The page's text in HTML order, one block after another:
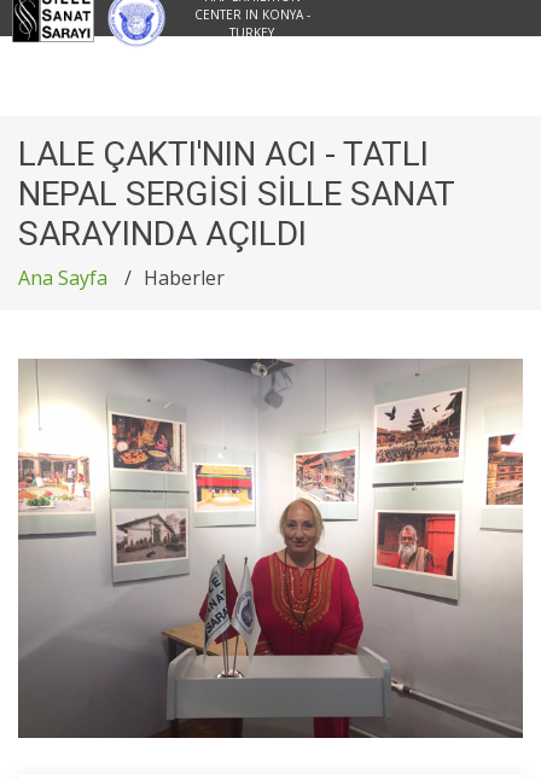
CENTER IN KONYA -
TURKEY
LALE ÇAKTI'NIN ACI - TATLI
NEPAL SERGİSİ SİLLE SANAT
SARAYINDA AÇILDI
Ana Sayfa Haberler